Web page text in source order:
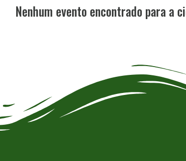
Nenhum evento encontrado para a